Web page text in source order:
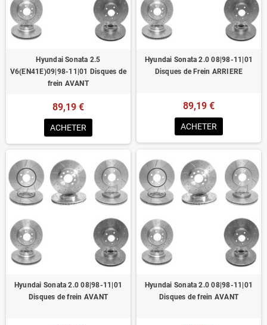
Hyundai Sonata 2.5
V6(EN41E)09|98-11|01 Disques de
frein AVANT
89,19 €
ACHETER
Hyundai Sonata 2.0 08|98-11|01
Disques de Frein ARRIERE
89,19 €
ACHETER
Hyundai Sonata 2.0 08|98-11|01
Disques de frein AVANT
Hyundai Sonata 2.0 08|98-11|01
Disques de frein AVANT